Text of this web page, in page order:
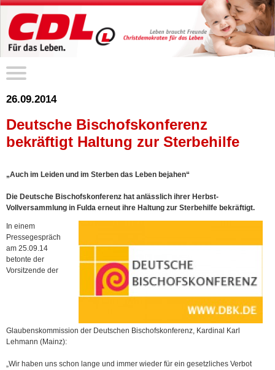
26.09.2014
Deutsche Bischofskonferenz
bekräftigt Haltung zur Sterbehilfe
„Auch im Leiden und im Sterben das Leben bejahen“
Die Deutsche Bischofskonferenz hat anlässlich ihrer Herbst-
Vollversammlung in Fulda erneut ihre Haltung zur Sterbehilfe bekräftigt.
In einem
Pressegespräch
am 25.09.14
betonte der
Vorsitzende der
Glaubenskommission der Deutschen Bischofskonferenz, Kardinal Karl
Lehmann (Mainz):
„Wir haben uns schon lange und immer wieder für ein gesetzliches Verbot